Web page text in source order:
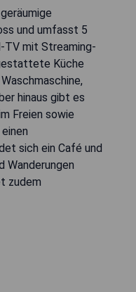
und umfasst 5
TV mit Streaming-
Küche
hinaus gibt es
Freien sowie
sich ein Café und
Wanderungen
zudem